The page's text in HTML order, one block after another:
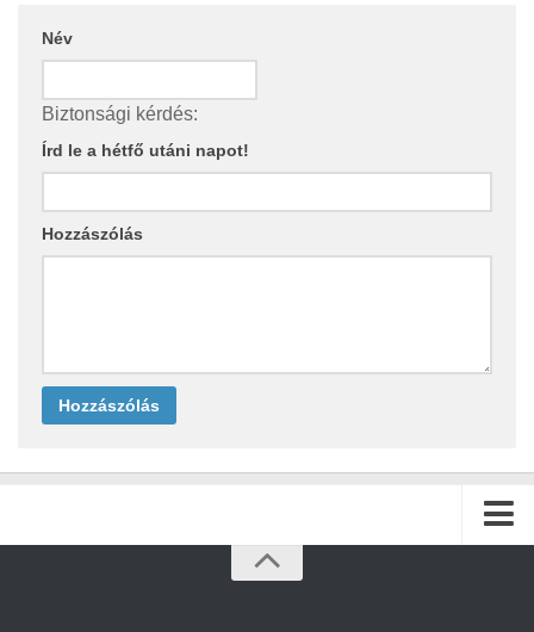
Név
Biztonsági kérdés:
Írd le a hétfő utáni napot!
Hozzászólás